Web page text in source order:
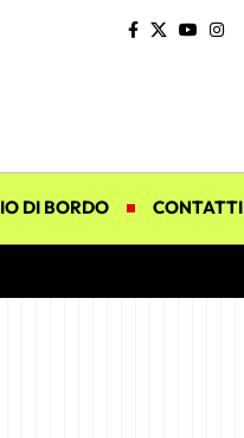
DI BORDO CONTATTI